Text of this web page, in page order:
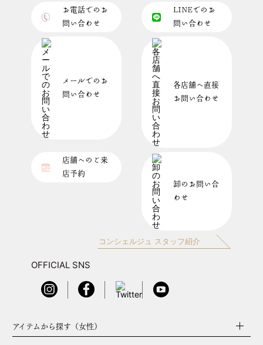
お電話でのお
問い合わせ
LINEでのお
問い合わせ
メールでのお
問い合わせ
各店舗へ直接
お問い合わせ
店舗へのご来
店予約
卸のお問い合
わせ
コンシェルジュ スタッフ紹介
OFFICIAL SNS
アイテムから探す（女性）